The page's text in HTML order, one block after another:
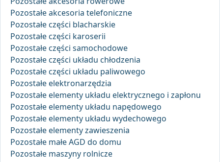
Pozostałe akcesoria telefoniczne
Pozostałe części blacharskie
Pozostałe części karoserii
Pozostałe części samochodowe
Pozostałe części układu chłodzenia
Pozostałe części układu paliwowego
Pozostałe elektronarzędzia
Pozostałe elementy układu elektrycznego i zapłonu
Pozostałe elementy układu napędowego
Pozostałe elementy układu wydechowego
Pozostałe elementy zawieszenia
Pozostałe małe AGD do domu
Pozostałe maszyny rolnicze